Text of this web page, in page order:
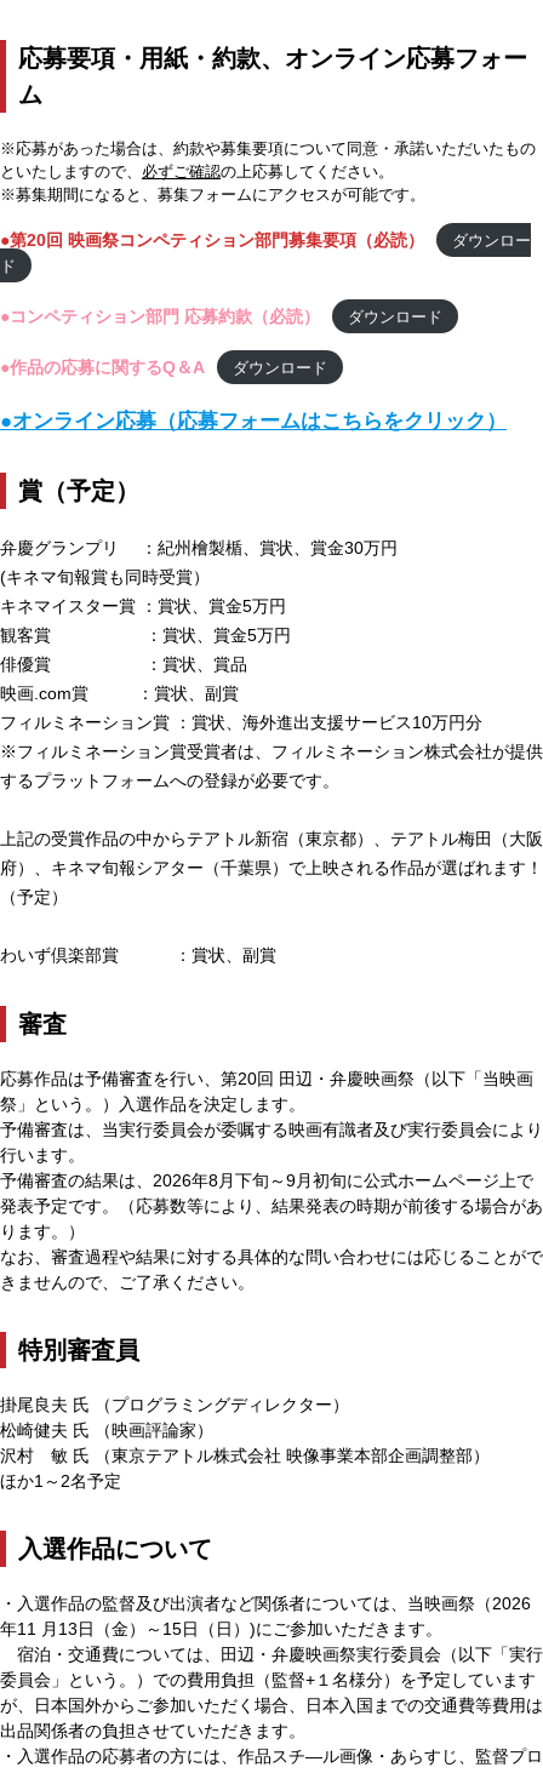
応募要項・用紙・約款、オンライン応募フォー
ム
※応募があった場合は、約款や募集要項について同意・承諾いただいたもの
といたしますので、 必ずご確認の上応募してください。
※募集期間になると、募集フォームにアクセスが可能です。
●第20回 映画祭コンペティション部門募集要項（必読）
ダウンロー
ド
●コンペティション部門 応募約款（必読） ダウンロード
●作品の応募に関するQ＆A ダウンロード
●オンライン応募（応募フォームはこちらをクリック）
賞（予定）
弁慶グランプリ ：紀州檜製楯、賞状、賞金30万円
(キネマ旬報賞も同時受賞）
キネマイスター賞 ：賞状、賞金5万円
観客賞 ：賞状、賞金5万円
俳優賞 ：賞状、賞品
映画.com賞 ：賞状、副賞
フィルミネーション賞 ：賞状、海外進出支援サービス10万円分
※フィルミネーション賞受賞者は、フィルミネーション株式会社が提供
するプラットフォームへの登録が必要です。
上記の受賞作品の中からテアトル新宿（東京都）、テアトル梅田（大阪
府）、キネマ旬報シアター（千葉県）で上映される作品が選ばれます！
（予定）
わいず倶楽部賞 ：賞状、副賞
審査
応募作品は予備審査を行い、第20回 田辺・弁慶映画祭（以下「当映画
祭」という。）入選作品を決定します。
予備審査は、当実行委員会が委嘱する映画有識者及び実行委員会により
行います。
予備審査の結果は、2026年8月下旬～9月初旬に公式ホームページ上で
発表予定です。（応募数等により、結果発表の時期が前後する場合があ
ります。）
なお、審査過程や結果に対する具体的な問い合わせには応じることがで
きませんので、ご了承ください。
特別審査員
掛尾良夫 氏 （プログラミングディレクター）
松崎健夫 氏 （映画評論家）
沢村 敏 氏 （東京テアトル株式会社 映像事業本部企画調整部）
ほか1～2名予定
入選作品について
・入選作品の監督及び出演者など関係者については、当映画祭（2026
年11 月13日（金）～15日（日）)にご参加いただきます。
宿泊・交通費については、田辺・弁慶映画祭実行委員会（以下「実行
委員会」という。）での費用負担（監督+１名様分）を予定しています
が、日本国外からご参加いただく場合、日本入国までの交通費等費用は
出品関係者の負担させていただきます。
・入選作品の応募者の方には、作品スチ―ル画像・あらすじ、監督プロ